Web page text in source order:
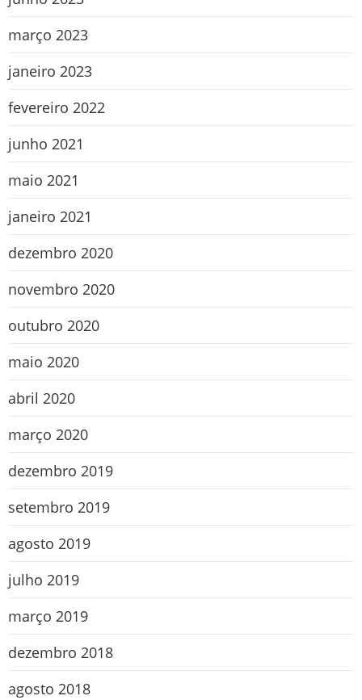
março 2023
janeiro 2023
fevereiro 2022
junho 2021
maio 2021
janeiro 2021
dezembro 2020
novembro 2020
outubro 2020
maio 2020
abril 2020
março 2020
dezembro 2019
setembro 2019
agosto 2019
julho 2019
março 2019
dezembro 2018
agosto 2018